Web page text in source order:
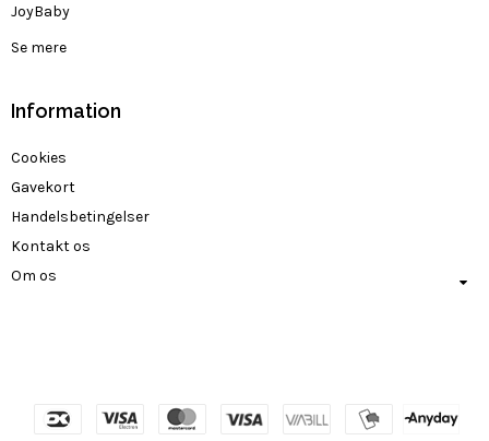
JoyBaby
Se mere
Information
Cookies
Gavekort
Handelsbetingelser
Kontakt os
Om os